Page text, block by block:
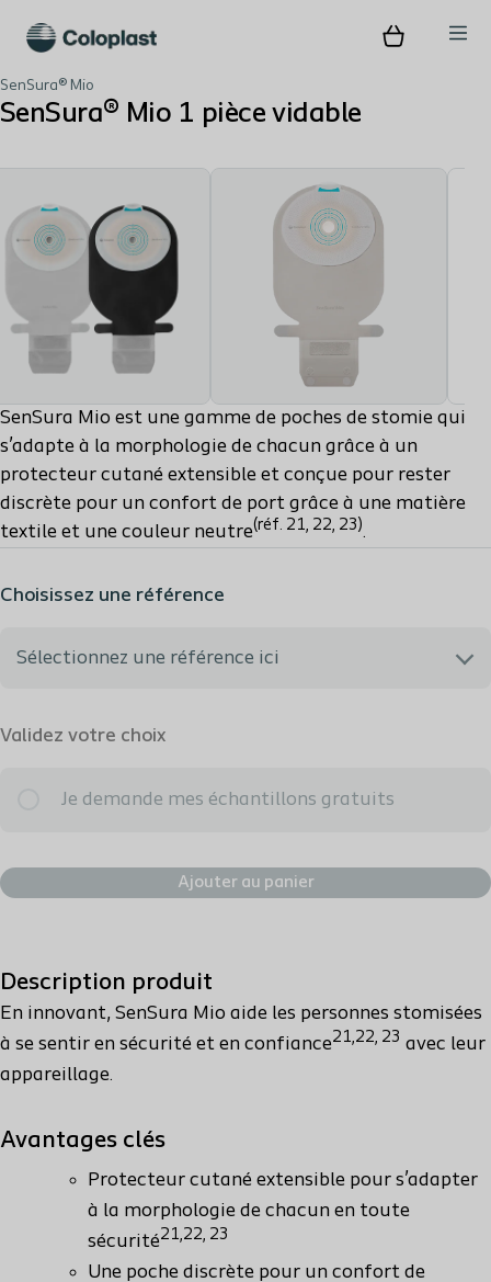
SenSura® Mio
SenSura® Mio 1 pièce vidable
SenSura Mio est une gamme de poches de stomie qui
s’adapte à la morphologie de chacun grâce à un
protecteur cutané extensible et conçue pour rester
discrète pour un confort de port grâce à une matière
textile et une couleur neutre(réf. 21, 22, 23).
Choisissez une référence
Sélectionnez une référence ici
J'ai besoin d'aide pour trouver ce qui me correspond.
104319 - Mini – Textile gris – Diamètre de découpe 10-45
104419 - Midi – Textile gris – Diamètre de découpe 10-45
104429 - Midi – Textile gris – Diamètre de découpe 25-45
mm
104439 - Midi – Textile gris – Diamètre de découpe 30-45
Validez votre choix
Je demande mes échantillons gratuits
Ajouter au panier
Description produit
En innovant, SenSura Mio aide les personnes stomisées
à se sentir en sécurité et en confiance21,22, 23 avec leur
appareillage.
Avantages clés
Protecteur cutané extensible pour s’adapter
à la morphologie de chacun en toute
sécurité21,22, 23
Une poche discrète pour un confort de